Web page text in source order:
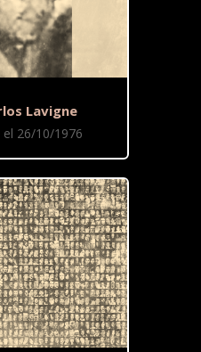
Lavigne
26/10/1976